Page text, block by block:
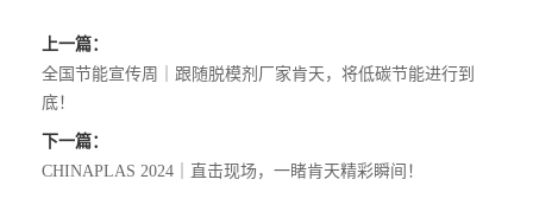
上一篇：
全国节能宣传周｜跟随脱模剂厂家肯天，将低碳节能进行到
底！
下一篇：
CHINAPLAS 2024｜直击现场，一睹肯天精彩瞬间！